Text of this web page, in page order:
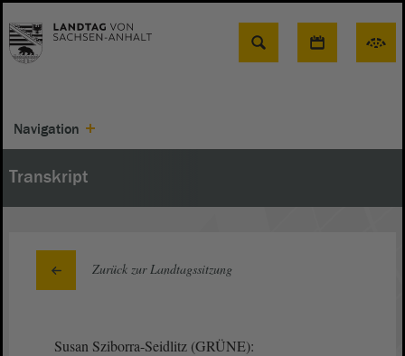
Suche
Navigation
Transkript
Zurück zur Landtagssitzung
Susan Sziborra-Seidlitz (GRÜNE):